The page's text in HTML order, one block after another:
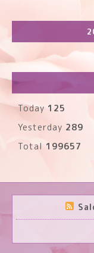
Today 125
Yesterday 289
Total 199657